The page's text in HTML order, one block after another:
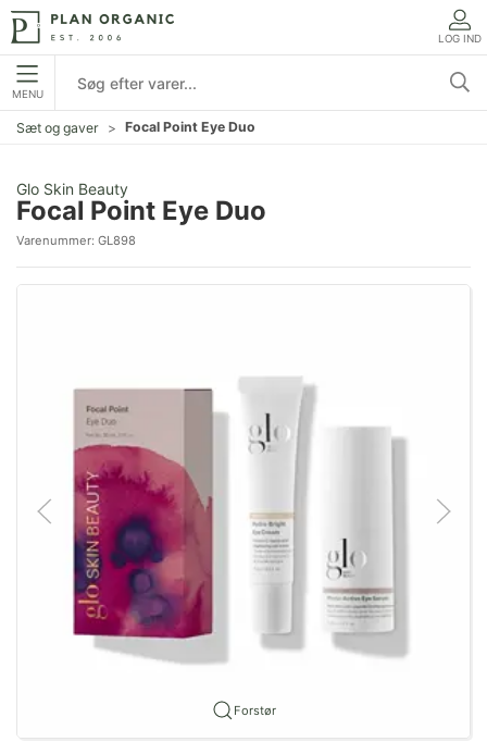
LOG IND
MENU
Sæt og gaver Focal Point Eye Duo
Glo Skin Beauty
Focal Point Eye Duo
Varenummer: GL898
Forstør